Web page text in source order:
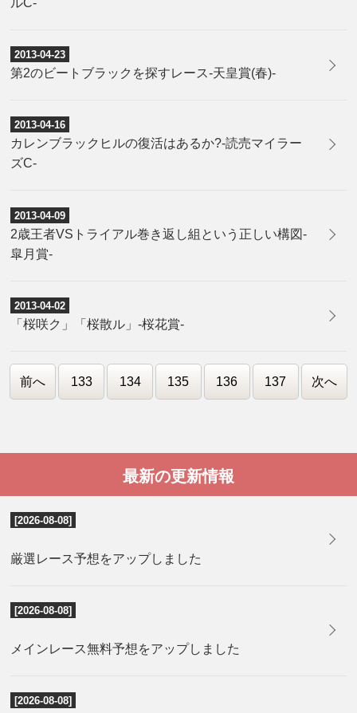
ルC-
2013-04-23
第2のビートブラックを探すレース-天皇賞(春)-
2013-04-16
カレンブラックヒルの復活はあるか?-読売マイラー
ズC-
2013-04-09
2歳王者VSトライアル巻き返し組という正しい構図-
皐月賞-
2013-04-02
「桜咲ク」「桜散ル」-桜花賞-
前へ 133 134 135 136 137 次へ
最新の更新情報
[2026-08-08]
厳選レース予想をアップしました
[2026-08-08]
メインレース無料予想をアップしました
[2026-08-08]